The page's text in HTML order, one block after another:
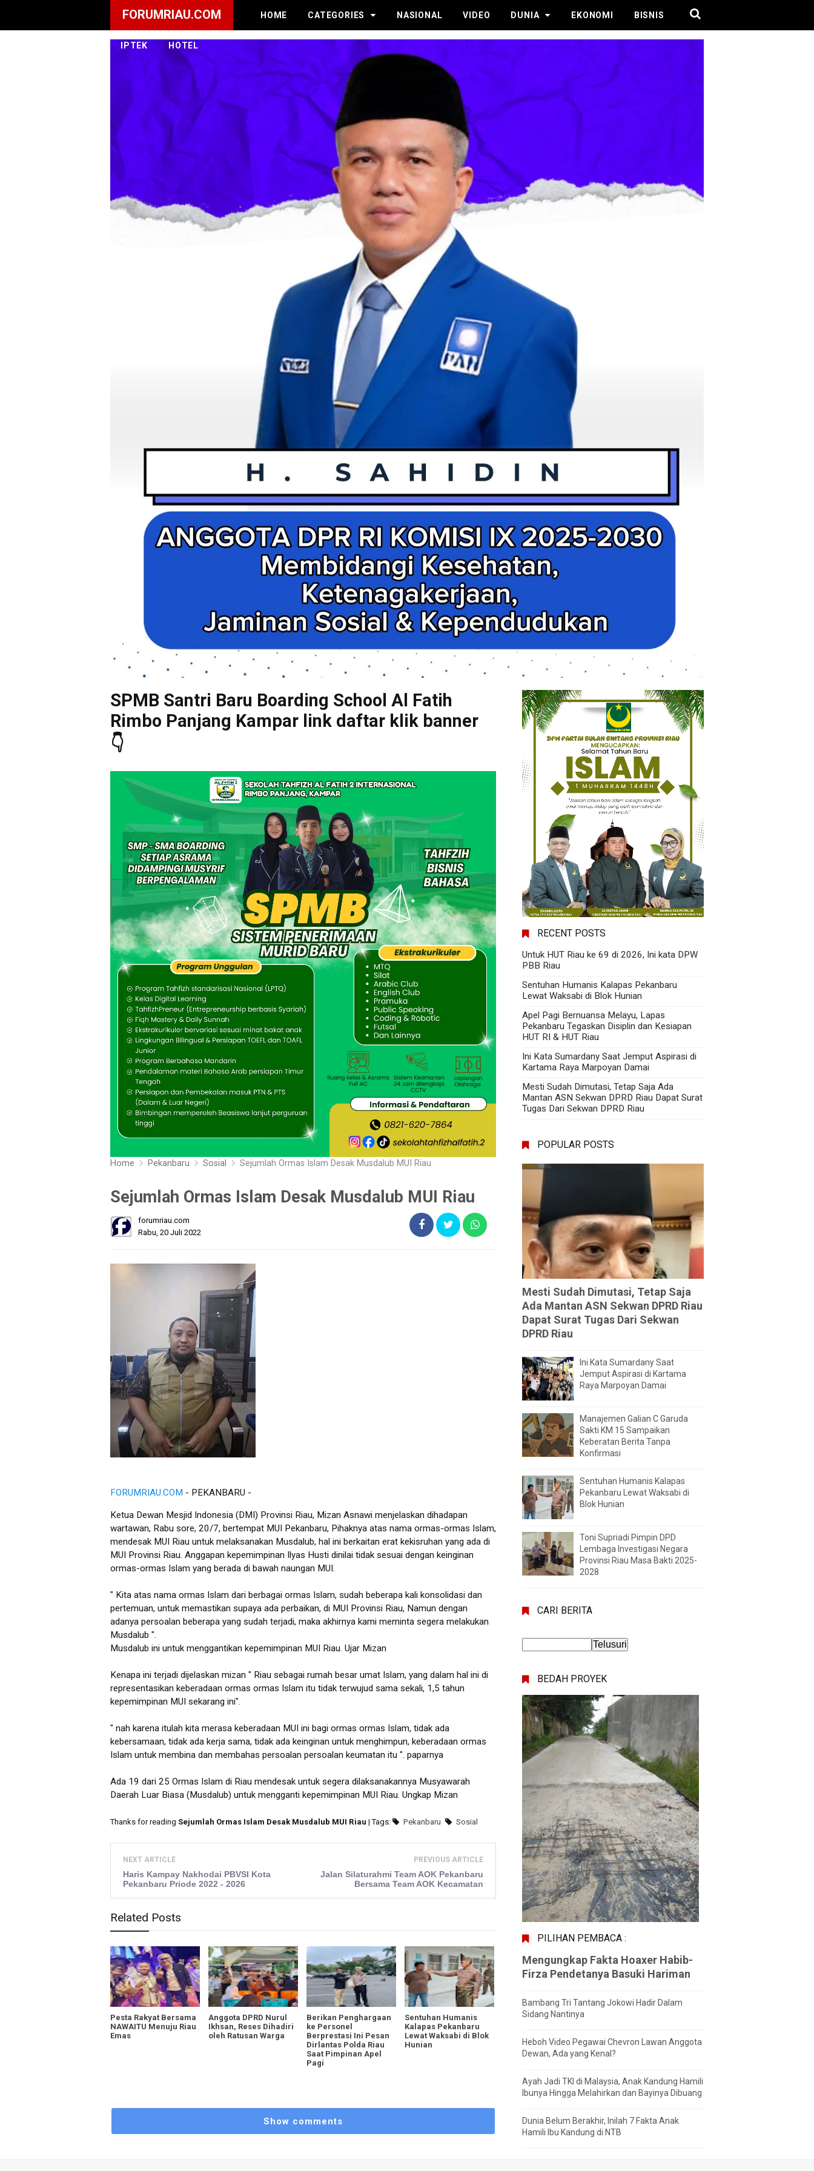
FORUMRIAU.COM HOME CATEGORIES NASIONAL VIDEO DUNIA EKONOMI BISNIS
IPTEK HOTEL
SPMB Santri Baru Boarding School Al Fatih
Rimbo Panjang Kampar link daftar klik banner
👇
Home Pekanbaru Sosial Sejumlah Ormas Islam Desak Musdalub MUI Riau
Sejumlah Ormas Islam Desak Musdalub MUI Riau
forumriau.com
Rabu, 20 Juli 2022
FORUMRIAU.COM - PEKANBARU -
Ketua Dewan Mesjid Indonesia (DMI) Provinsi Riau, Mizan Asnawi menjelaskan dihadapan
wartawan, Rabu sore, 20/7, bertempat MUI Pekanbaru, Pihaknya atas nama ormas-ormas Islam,
mendesak MUI Riau untuk melaksanakan Musdalub, hal ini berkaitan erat kekisruhan yang ada di
MUI Provinsi Riau. Anggapan kepemimpinan Ilyas Husti dinilai tidak sesuai dengan keinginan
ormas-ormas Islam yang berada di bawah naungan MUI.
" Kita atas nama ormas Islam dari berbagai ormas Islam, sudah beberapa kali konsolidasi dan
pertemuan, untuk memastikan supaya ada perbaikan, di MUI Provinsi Riau, Namun dengan
adanya persoalan beberapa yang sudah terjadi, maka akhirnya kami meminta segera melakukan
Musdalub ".
Musdalub ini untuk menggantikan kepemimpinan MUI Riau. Ujar Mizan
Kenapa ini terjadi dijelaskan mizan " Riau sebagai rumah besar umat Islam, yang dalam hal ini di
representasikan keberadaan ormas ormas Islam itu tidak terwujud sama sekali, 1,5 tahun
kepemimpinan MUI sekarang ini".
" nah karena itulah kita merasa keberadaan MUI ini bagi ormas ormas Islam, tidak ada
kebersamaan, tidak ada kerja sama, tidak ada keinginan untuk menghimpun, keberadaan ormas
Islam untuk membina dan membahas persoalan persoalan keumatan itu ". paparnya
Ada 19 dari 25 Ormas Islam di Riau mendesak untuk segera dilaksanakannya Musyawarah
Daerah Luar Biasa (Musdalub) untuk mengganti kepemimpinan MUI Riau. Ungkap Mizan
Thanks for reading Sejumlah Ormas Islam Desak Musdalub MUI Riau | Tags: Pekanbaru Sosial
NEXT ARTICLE
Haris Kampay Nakhodai PBVSI Kota
Pekanbaru Priode 2022 - 2026
PREVIOUS ARTICLE
Jalan Silaturahmi Team AOK Pekanbaru
Bersama Team AOK Kecamatan
Related Posts
Pesta Rakyat Bersama
NAWAITU Menuju Riau
Emas
Anggota DPRD Nurul
Ikhsan, Reses Dihadiri
oleh Ratusan Warga
Berikan Penghargaan
ke Personel
Berprestasi Ini Pesan
Dirlantas Polda Riau
Saat Pimpinan Apel
Pagi
Sentuhan Humanis
Kalapas Pekanbaru
Lewat Waksabi di Blok
Hunian
Show comments
RECENT POSTS
Untuk HUT Riau ke 69 di 2026, Ini kata DPW
PBB Riau
Sentuhan Humanis Kalapas Pekanbaru
Lewat Waksabi di Blok Hunian
Apel Pagi Bernuansa Melayu, Lapas
Pekanbaru Tegaskan Disiplin dan Kesiapan
HUT RI & HUT Riau
Ini Kata Sumardany Saat Jemput Aspirasi di
Kartama Raya Marpoyan Damai
Mesti Sudah Dimutasi, Tetap Saja Ada
Mantan ASN Sekwan DPRD Riau Dapat Surat
Tugas Dari Sekwan DPRD Riau
POPULAR POSTS
Mesti Sudah Dimutasi, Tetap Saja
Ada Mantan ASN Sekwan DPRD Riau
Dapat Surat Tugas Dari Sekwan
DPRD Riau
Ini Kata Sumardany Saat
Jemput Aspirasi di Kartama
Raya Marpoyan Damai
Manajemen Galian C Garuda
Sakti KM 15 Sampaikan
Keberatan Berita Tanpa
Konfirmasi
Sentuhan Humanis Kalapas
Pekanbaru Lewat Waksabi di
Blok Hunian
Toni Supriadi Pimpin DPD
Lembaga Investigasi Negara
Provinsi Riau Masa Bakti 2025-
2028
CARI BERITA
BEDAH PROYEK
PILIHAN PEMBACA :
Mengungkap Fakta Hoaxer Habib-
Firza Pendetanya Basuki Hariman
Bambang Tri Tantang Jokowi Hadir Dalam
Sidang Nantinya
Heboh Video Pegawai Chevron Lawan Anggota
Dewan, Ada yang Kenal?
Ayah Jadi TKI di Malaysia, Anak Kandung Hamili
Ibunya Hingga Melahirkan dan Bayinya Dibuang
Dunia Belum Berakhir, Inilah 7 Fakta Anak
Hamili Ibu Kandung di NTB